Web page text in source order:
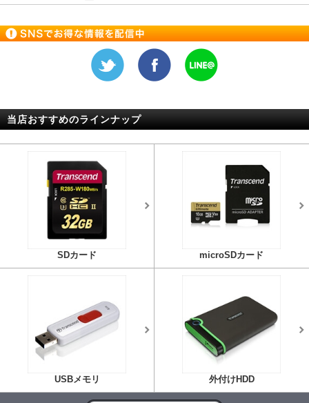
当店おすすめのラインナップ
SDカード microSDカード
USBメモリ 外付けHDD